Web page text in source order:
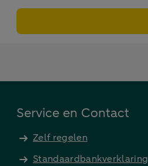
Service en Contact
Zelf regelen
Standaardbankverklaring